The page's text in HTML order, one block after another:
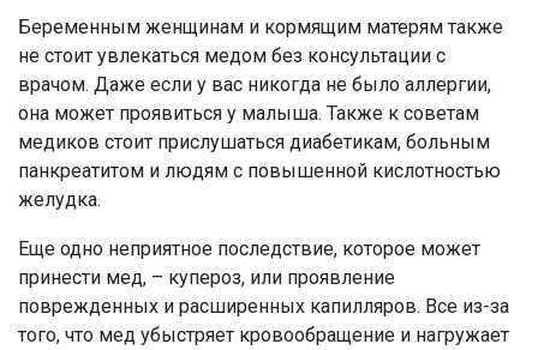
Беременным женщинам и кормящим матерям также
не стоит увлекаться медом без консультации с
врачом. Даже если у вас никогда не было аллергии,
она может проявиться у малыша. Также к советам
медиков стоит прислушаться диабетикам, больным
панкреатитом и людям с повышенной кислотностью
желудка.
Еще одно неприятное последствие, которое может
принести мед, – купероз, или проявление
поврежденных и расширенных капилляров. Все из-за
того, что мед убыстряет кровообращение и нагружает